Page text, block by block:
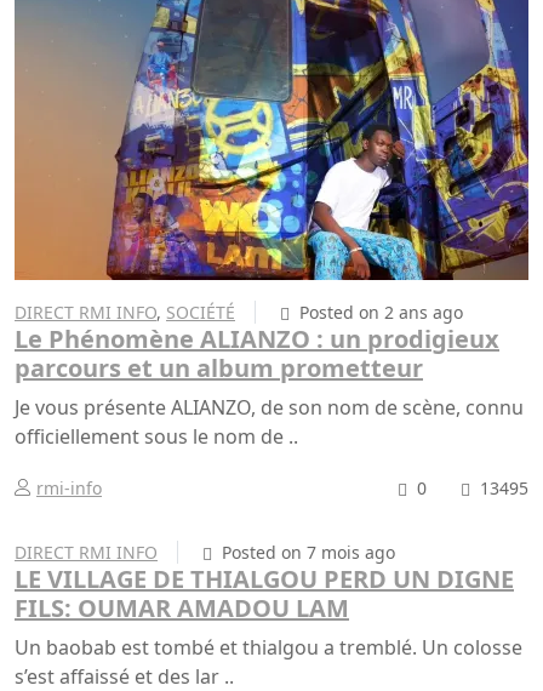
DIRECT RMI INFO, SOCIÉTÉ Posted on 2 ans ago
Le Phénomène ALIANZO : un prodigieux
parcours et un album prometteur
Je vous présente ALIANZO, de son nom de scène, connu
officiellement sous le nom de ..
rmi-info 0 13495
DIRECT RMI INFO Posted on 7 mois ago
LE VILLAGE DE THIALGOU PERD UN DIGNE
FILS: OUMAR AMADOU LAM
Un baobab est tombé et thialgou a tremblé. Un colosse
s’est affaissé et des lar ..